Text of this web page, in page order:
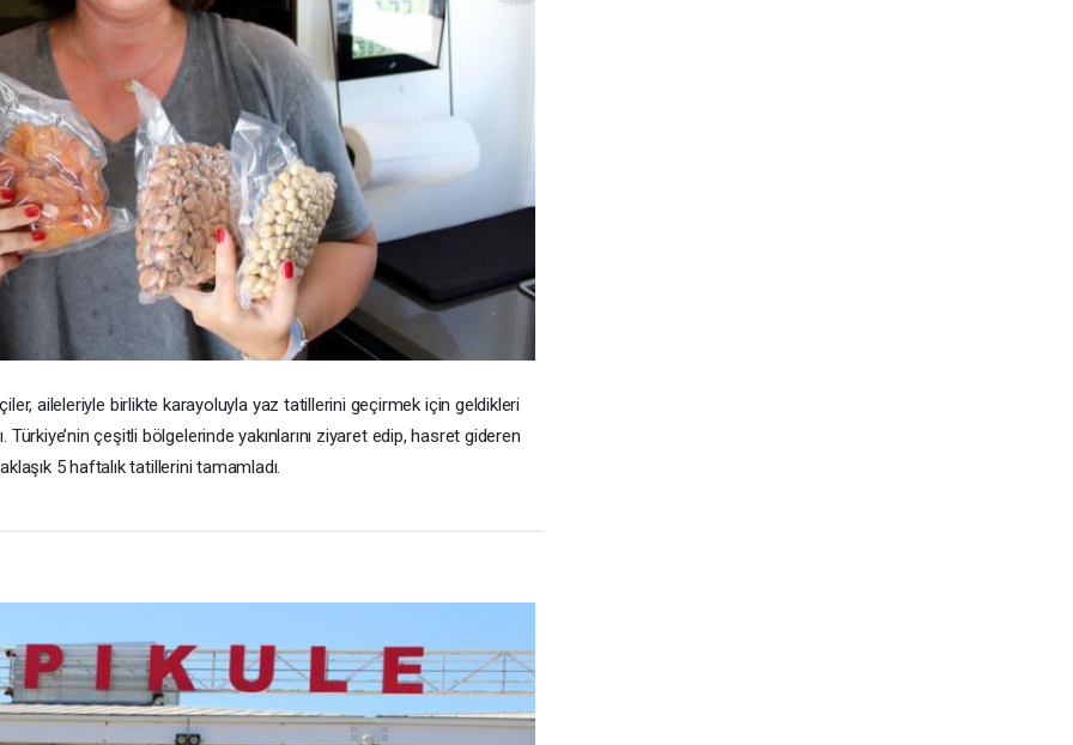
aileleriyle birlikte karayoluyla yaz tatillerini geçirmek için geldikleri
çeşitli bölgelerinde yakınlarını ziyaret edip, hasret gideren
5 haftalık tatillerini tamamladı.